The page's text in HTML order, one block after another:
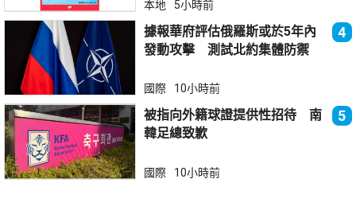
本地 5小時前
據報華府評估俄羅斯或於5年內
發動攻擊 測試北約集體防禦
4
國際 10小時前
被指向外籍球證提供性招待 南
韓足總致歉
5
國際 10小時前